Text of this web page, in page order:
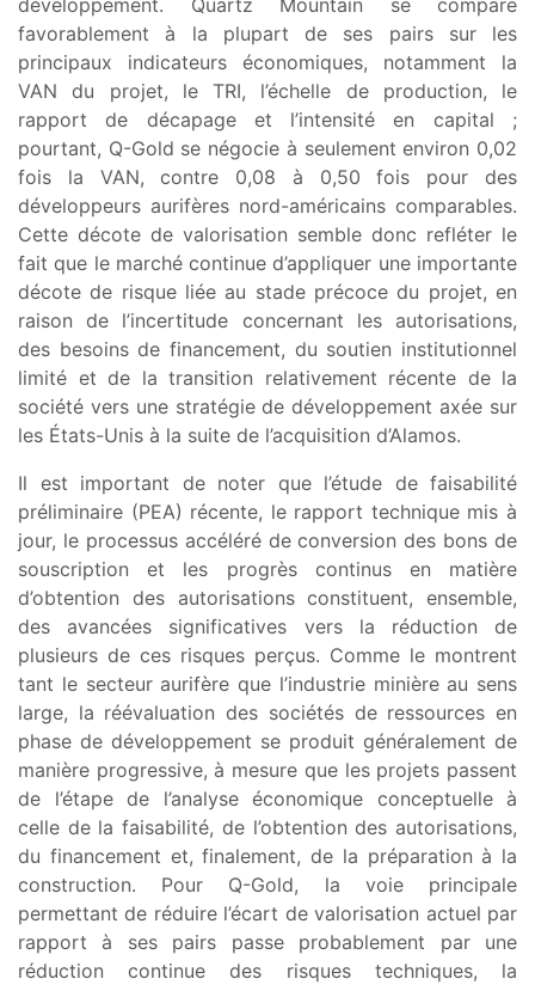
favorablement à la plupart de ses pairs sur les
principaux indicateurs économiques, notamment la
VAN du projet, le TRI, l’échelle de production, le
rapport de décapage et l’intensité en capital ;
pourtant, Q-Gold se négocie à seulement environ 0,02
fois la VAN, contre 0,08 à 0,50 fois pour des
développeurs aurifères nord-américains comparables.
Cette décote de valorisation semble donc refléter le
fait que le marché continue d’appliquer une importante
décote de risque liée au stade précoce du projet, en
raison de l’incertitude concernant les autorisations,
des besoins de financement, du soutien institutionnel
limité et de la transition relativement récente de la
société vers une stratégie de développement axée sur
les États-Unis à la suite de l’acquisition d’Alamos.
Il est important de noter que l’étude de faisabilité
préliminaire (PEA) récente, le rapport technique mis à
jour, le processus accéléré de conversion des bons de
souscription et les progrès continus en matière
d’obtention des autorisations constituent, ensemble,
des avancées significatives vers la réduction de
plusieurs de ces risques perçus. Comme le montrent
tant le secteur aurifère que l’industrie minière au sens
large, la réévaluation des sociétés de ressources en
phase de développement se produit généralement de
manière progressive, à mesure que les projets passent
de l’étape de l’analyse économique conceptuelle à
celle de la faisabilité, de l’obtention des autorisations,
du financement et, finalement, de la préparation à la
construction. Pour Q-Gold, la voie principale
permettant de réduire l’écart de valorisation actuel par
rapport à ses pairs passe probablement par une
réduction continue des risques techniques, la